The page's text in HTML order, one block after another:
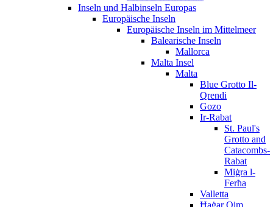
Inseln und Halbinseln Europas
Europäische Inseln
Europäische Inseln im Mittelmeer
Balearische Inseln
Mallorca
Malta Insel
Malta
Blue Grotto Il-
Qrendi
Gozo
Ir-Rabat
St. Paul's
Grotto and
Catacombs-
Rabat
Miġra l-
Ferħa
Valletta
Ħaġar Qim